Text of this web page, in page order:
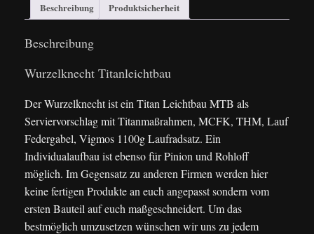
Beschreibung Produktsicherheit
Beschreibung
Wurzelknecht Titanleichtbau
Der Wurzelknecht ist ein Titan Leichtbau MTB als
Serviervorschlag mit Titanmaßrahmen, MCFK, THM, Lauf
Federgabel, Vigmos 1100g Laufradsatz. Ein
Individualaufbau ist ebenso für Pinion und Rohloff
möglich. Im Gegensatz zu anderen Firmen werden hier
keine fertigen Produkte an euch angepasst sondern vom
ersten Bauteil auf euch maßgeschneidert. Um das
bestmöglich umzusetzen wünschen wir uns zu jedem